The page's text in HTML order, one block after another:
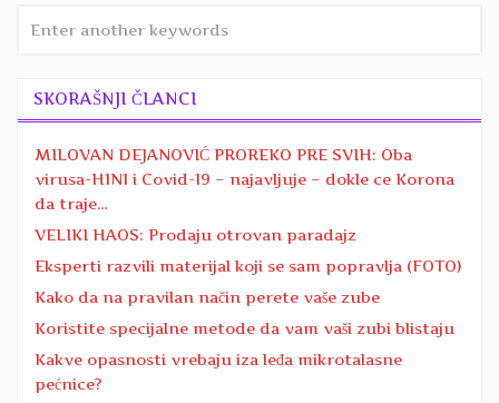
SKORAŠNJI ČLANCI
MILOVAN DEJANOVIĆ PROREKO PRE SVIH: Oba
virusa-H1N1 i Covid-19 – najavljuje – dokle ce Korona
da traje…
VELIKI HAOS: Prodaju otrovan paradajz
Eksperti razvili materijal koji se sam popravlja (FOTO)
Kako da na pravilan način perete vaše zube
Koristite specijalne metode da vam vaši zubi blistaju
Kakve opasnosti vrebaju iza leđa mikrotalasne
pećnice?